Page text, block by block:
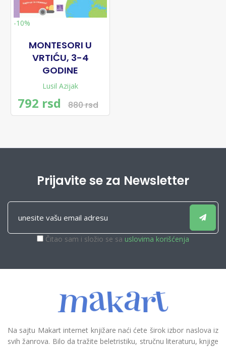
-10%
MONTESORI U
VRTIĆU, 3-4
GODINE
Lusil Azijak
792 rsd 880 rsd
Prijavite se za Newsletter
Čitao sam i složio se sa uslovima korišćenja
Na sajtu Makart internet knjižare naći ćete širok izbor naslova iz
svih žanrova. Bilo da tražite beletristiku, stručnu literaturu, knjige